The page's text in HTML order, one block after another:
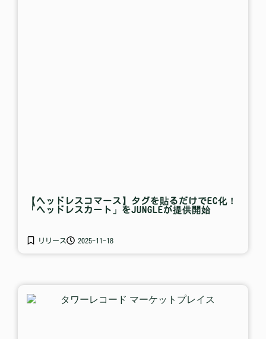
【ヘッドレスコマース】タグを貼るだけでEC化！
「ヘッドレスカート」をJUNGLEが提供開始
リリース 2025-11-18